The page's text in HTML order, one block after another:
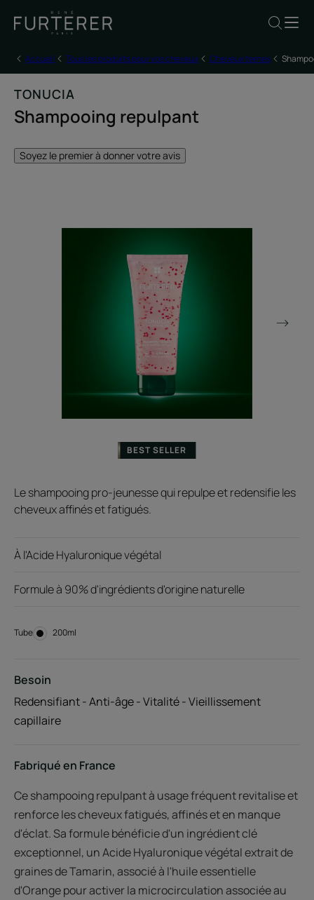
Accueil Tous les produits pour vos cheveux Cheveux ternes
TONUCIA
Shampooing repulpant
Soyez le premier à donner votre avis
BEST SELLER
Le shampooing pro-jeunesse qui repulpe et redensifie les
cheveux affinés et fatigués.
À l'Acide Hyaluronique végétal
Formule à 90% d'ingrédients d'origine naturelle
Tube Tube
200ml
Besoin
Redensifiant - Anti-âge - Vitalité - Vieillissement
capillaire
Fabriqué en France
Ce shampooing repulpant à usage fréquent revitalise et
renforce les cheveux fatigués, affinés et en manque
d'éclat. Sa formule bénéficie d'un ingrédient clé
exceptionnel, un Acide Hyaluronique végétal extrait de
graines de Tamarin, associé à l'huile essentielle
d'Orange pour activer la microcirculation associée au